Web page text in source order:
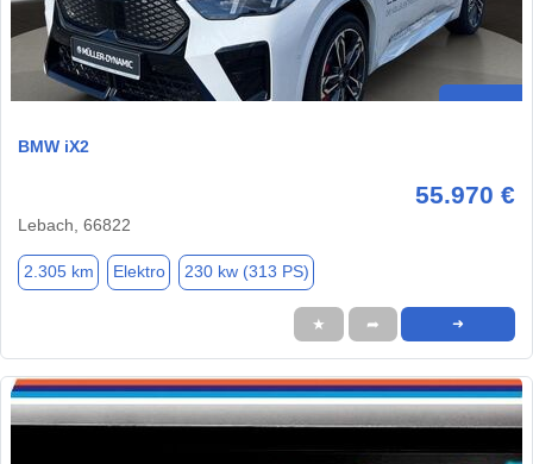
BMW iX2
55.970 €
Lebach, 66822
2.305 km Elektro 230 kw (313 PS)
★ ➦ ➜